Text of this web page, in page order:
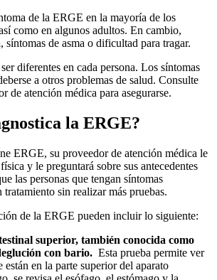
de la ERGE en la mayoría de los
como en algunos adultos. En cambio,
síntomas de asma o dificultad para tragar.
diferentes en cada persona. Los síntomas
a otros problemas de salud. Consulte
de atención médica para asegurarse.
la ERGE?
ERGE, su proveedor de atención médica le
y le preguntará sobre sus antecedentes
las personas que tengan síntomas
tratamiento sin realizar más pruebas.
de la ERGE pueden incluir lo siguiente:
superior, también conocida como
con bario. Esta prueba permite ver
están en la parte superior del aparato